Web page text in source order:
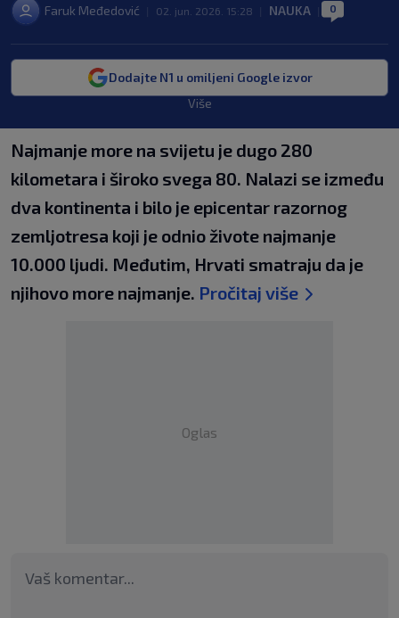
Faruk Međedović 02. jun. 2026. 15:28 NAUKA 0
Dodajte N1 u omiljeni Google izvor
Više
Najmanje more na svijetu je dugo 280
kilometara i široko svega 80. Nalazi se između
dva kontinenta i bilo je epicentar razornog
zemljotresa koji je odnio živote najmanje
10.000 ljudi. Međutim, Hrvati smatraju da je
njihovo more najmanje. Pročitaj više
Oglas